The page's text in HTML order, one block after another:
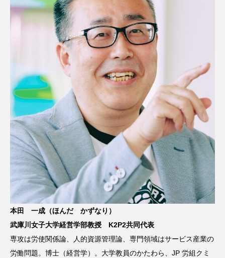
本田 一成（ほんだ かずなり）
武庫川女子大学経営学部教授 K2P2共同代表
専攻は労使関係論、人的資源管理論、専門領域はサービス産業の
労働問題。博士（経営学）。大学教員のかたわら、JP 労組クミ